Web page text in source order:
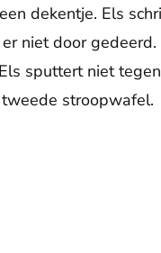
dekentje. Els
niet door
sputtert niet
stroopwafel.